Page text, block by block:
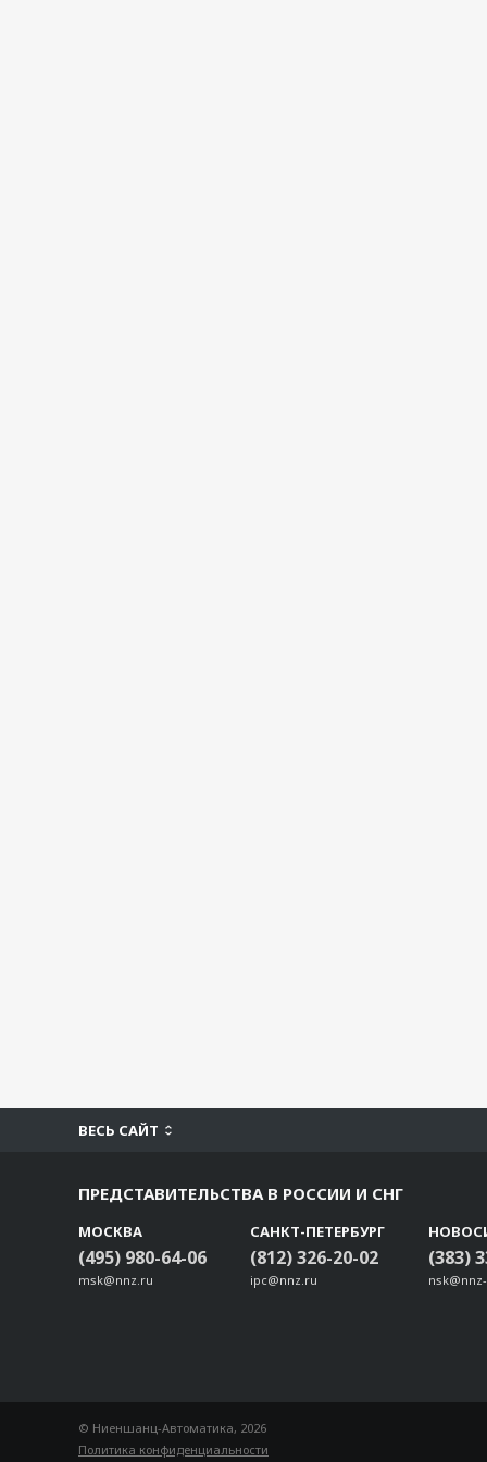
ВЕСЬ САЙТ
ПРЕДСТАВИТЕЛЬСТВА В РОССИИ И СНГ
МОСКВА
(495) 980-64-06
msk@nnz.ru
САНКТ-ПЕТЕРБУРГ
(812) 326-20-02
ipc@nnz.ru
(383)
© Ниеншанц-Автоматика, 2026
Политика конфиденциальности